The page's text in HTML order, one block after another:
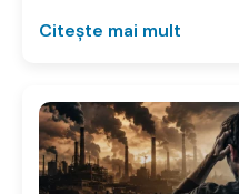
Citește mai mult